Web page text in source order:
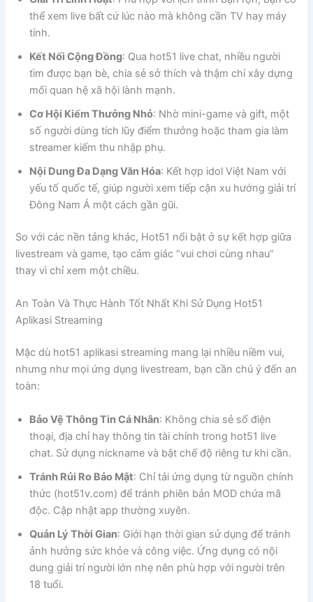
thể xem live bất cứ lúc nào mà không cần TV hay máy
tính.
Kết Nối Cộng Đồng: Qua hot51 live chat, nhiều người
tìm được bạn bè, chia sẻ sở thích và thậm chí xây dựng
mối quan hệ xã hội lành mạnh.
Cơ Hội Kiếm Thưởng Nhỏ: Nhờ mini-game và gift, một
số người dùng tích lũy điểm thưởng hoặc tham gia làm
streamer kiếm thu nhập phụ.
Nội Dung Đa Dạng Văn Hóa: Kết hợp idol Việt Nam với
yếu tố quốc tế, giúp người xem tiếp cận xu hướng giải trí
Đông Nam Á một cách gần gũi.
So với các nền tảng khác, Hot51 nổi bật ở sự kết hợp giữa
livestream và game, tạo cảm giác “vui chơi cùng nhau”
thay vì chỉ xem một chiều.
An Toàn Và Thực Hành Tốt Nhất Khi Sử Dụng Hot51
Aplikasi Streaming
Mặc dù hot51 aplikasi streaming mang lại nhiều niềm vui,
nhưng như mọi ứng dụng livestream, bạn cần chú ý đến an
toàn:
Bảo Vệ Thông Tin Cá Nhân: Không chia sẻ số điện
thoại, địa chỉ hay thông tin tài chính trong hot51 live
chat. Sử dụng nickname và bật chế độ riêng tư khi cần.
Tránh Rủi Ro Bảo Mật: Chỉ tải ứng dụng từ nguồn chính
thức (hot51v.com) để tránh phiên bản MOD chứa mã
độc. Cập nhật app thường xuyên.
Quản Lý Thời Gian: Giới hạn thời gian sử dụng để tránh
ảnh hưởng sức khỏe và công việc. Ứng dụng có nội
dung giải trí người lớn nhẹ nên phù hợp với người trên
18 tuổi.